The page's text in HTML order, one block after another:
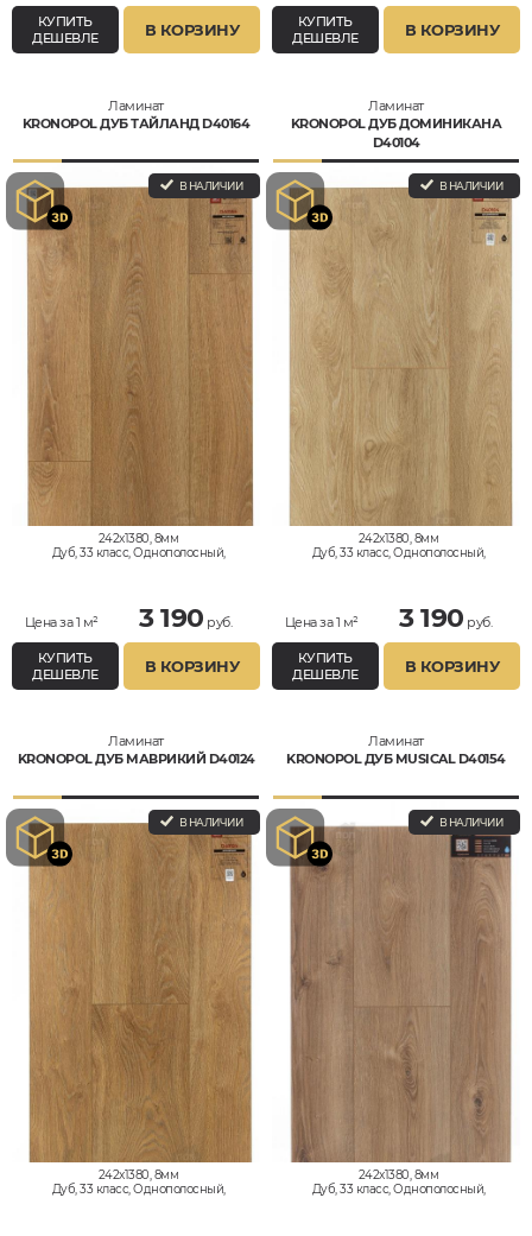
КУПИТЬ
ДЕШЕВЛЕ
В КОРЗИНУ
КУПИТЬ
ДЕШЕВЛЕ
В КОРЗИНУ
Ламинат
KRONOPOL ДУБ ТАЙЛАНД D40164
В НАЛИЧИИ
242x1380, 8мм
Дуб, 33 класс, Однополосный,
Цена за 1 м² 3 190 руб.
КУПИТЬ
ДЕШЕВЛЕ
В КОРЗИНУ
Ламинат
KRONOPOL ДУБ ДОМИНИКАНА
D40104
В НАЛИЧИИ
242x1380, 8мм
Дуб, 33 класс, Однополосный,
Цена за 1 м² 3 190 руб.
КУПИТЬ
ДЕШЕВЛЕ
В КОРЗИНУ
Ламинат
KRONOPOL ДУБ МАВРИКИЙ D40124
В НАЛИЧИИ
242x1380, 8мм
Дуб, 33 класс, Однополосный,
Ламинат
KRONOPOL ДУБ MUSICAL D40154
В НАЛИЧИИ
242x1380, 8мм
Дуб, 33 класс, Однополосный,